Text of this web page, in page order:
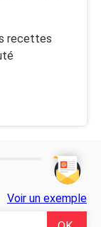
recettes
Voir un exemple